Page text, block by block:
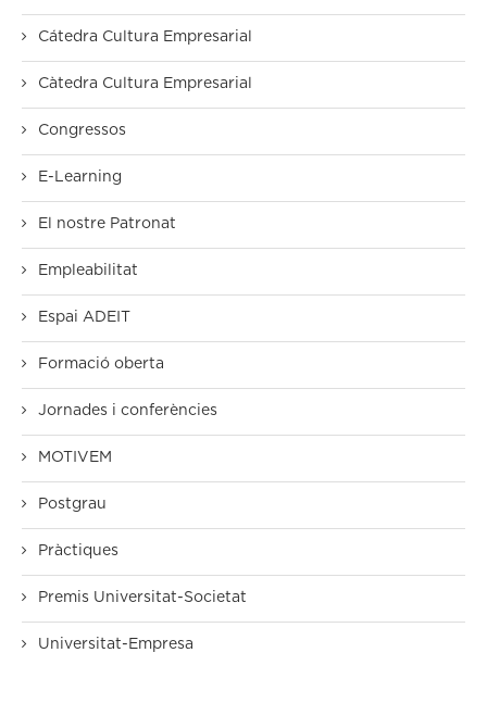
Cátedra Cultura Empresarial
Càtedra Cultura Empresarial
Congressos
E-Learning
El nostre Patronat
Empleabilitat
Espai ADEIT
Formació oberta
Jornades i conferències
MOTIVEM
Postgrau
Pràctiques
Premis Universitat-Societat
Universitat-Empresa